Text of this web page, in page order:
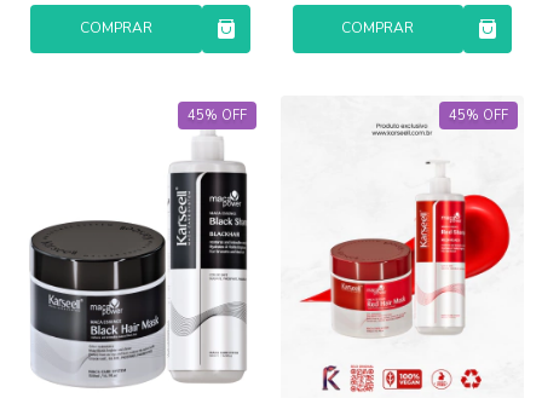
COMPRAR COMPRAR
45% OFF 45% OFF